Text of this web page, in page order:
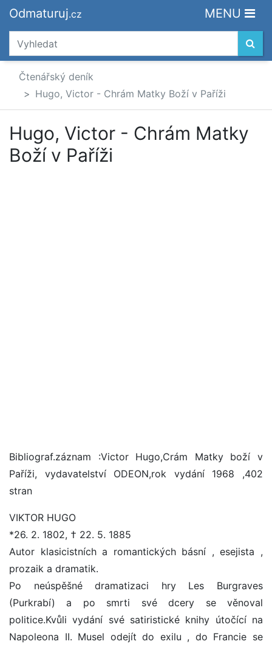
Odmaturuj.cz MENU
Čtenářský deník
Hugo, Victor - Chrám Matky Boží v Paříži
Hugo, Victor - Chrám Matky
Boží v Paříži
Bibliograf.záznam :Victor Hugo,Crám Matky boží v
Paříži, vydavatelství ODEON,rok vydání 1968 ,402
stran
VIKTOR HUGO
*26. 2. 1802, † 22. 5. 1885
Autor klasicistních a romantických básní , esejista ,
prozaik a dramatik.
Po neúspěšné dramatizaci hry Les Burgraves
(Purkrabí) a po smrti své dcery se věnoval
politice.Kvůli vydání své satiristické knihy útočící na
Napoleona II. Musel odejít do exilu , do Francie se